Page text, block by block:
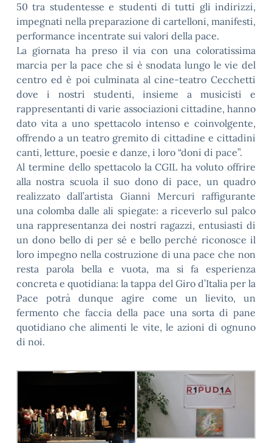
50 tra studentesse e studenti di tutti gli indirizzi,
impegnati nella preparazione di cartelloni, manifesti,
performance incentrate sui valori della pace.
La giornata ha preso il via con una coloratissima
marcia per la pace che si è snodata lungo le vie del
centro ed è poi culminata al cine-teatro Cecchetti
dove i nostri studenti, insieme a musicisti e
rappresentanti di varie associazioni cittadine, hanno
dato vita a uno spettacolo intenso e coinvolgente,
offrendo a un teatro gremito di cittadine e cittadini
canti, letture, poesie e danze, i loro “doni di pace”.
Al termine dello spettacolo la CGIL ha voluto offrire
alla nostra scuola il suo dono di pace, un quadro
realizzato dall’artista Gianni Mercuri raffigurante
una colomba dalle ali spiegate: a riceverlo sul palco
una rappresentanza dei nostri ragazzi, entusiasti di
un dono bello di per sé e bello perché riconosce il
loro impegno nella costruzione di una pace che non
resta parola bella e vuota, ma si fa esperienza
concreta e quotidiana: la tappa del Giro d’Italia per la
Pace potrà dunque agire come un lievito, un
fermento che faccia della pace una sorta di pane
quotidiano che alimenti le vite, le azioni di ognuno
di noi.